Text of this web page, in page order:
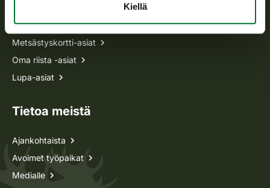
Kiellä
Metsästyskortti-asiat
Oma riista -asiat
Lupa-asiat
Tietoa meistä
Ajankohtaista
Avoimet työpaikat
Medialle